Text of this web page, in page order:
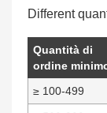
Different
Quantità di
ordine
≥ 100-499